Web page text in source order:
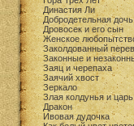
Династия Ли
Добродетельная дочь
Дровосек и его сын
Женское
Заколдованный
Законные и
Заяц и черепаха
Заячий хвост
Зеркало
Злая колдунья и царь
Дракон
Ивовая дудочка